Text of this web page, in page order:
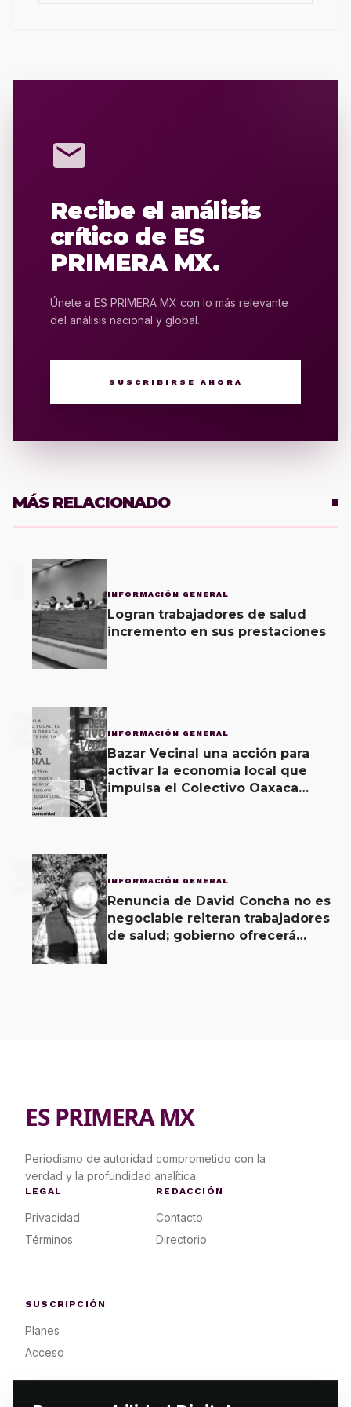
mail
Recibe el análisis
crítico de ES
PRIMERA MX.
Únete a ES PRIMERA MX con lo más relevante
del análisis nacional y global.
SUSCRIBIRSE AHORA
MÁS RELACIONADO
INFORMACIÓN GENERAL
Logran trabajadores de salud
incremento en sus prestaciones
2 INFORMACIÓN GENERAL
Bazar Vecinal una acción para
activar la economía local que
impulsa el Colectivo Oaxaca
3 INFORMACIÓN GENERAL
Renuncia de David Concha no es
negociable reiteran trabajadores
de salud; gobierno ofrecerá
ES PRIMERA MX
Periodismo de autoridad comprometido con la
verdad y la profundidad analítica.
LEGAL
Privacidad
Términos
REDACCIÓN
Contacto
Directorio
SUSCRIPCIÓN
Planes
Acceso